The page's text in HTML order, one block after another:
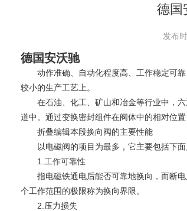
德国
发布
德国安沃驰
动作准确、自动化程度高、工作稳定可靠
较小的生产工艺上。
在石油、化工、矿山和冶金等行业中，六
道中。通过变换密封组件在阀体中的相对位
折叠编辑本段换向阀的主要性能
以电磁阀的项目为最多，它主要包括下面
1.工作可靠性
指电磁铁通电后能否可靠地换向，而断电
个工作范围的极限称为换向界限。
2.压力损失